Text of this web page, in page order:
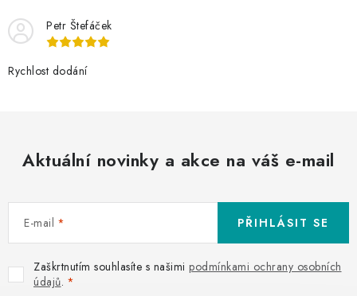
Petr Štefáček
Rychlost dodání
Aktuální novinky a akce na váš e-mail
E-mail
Zaškrtnutím souhlasíte s našimi podmínkami ochrany osobních
údajů.
PŘIHLÁSIT SE